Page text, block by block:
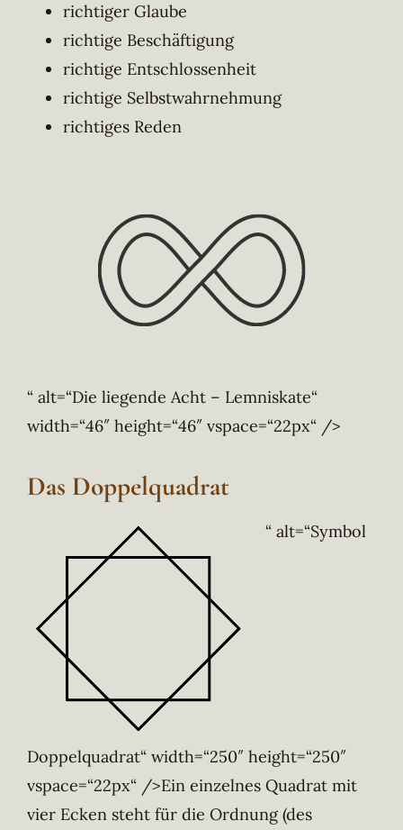
richtiger Glaube
richtige Beschäftigung
richtige Entschlossenheit
richtige Selbstwahrnehmung
richtiges Reden
“ alt=“Die liegende Acht – Lemniskate“
width=“46″ height=“46″ vspace=“22px“ />
Das Doppelquadrat
“ alt=“Symbol
Doppelquadrat“ width=“250″ height=“250″
vspace=“22px“ />Ein einzelnes Quadrat mit
vier Ecken steht für die Ordnung (des